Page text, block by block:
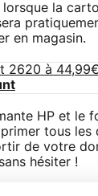
la
en magasin.
2620 à 44,99€
HP et le
tous les
de votre
hésiter !